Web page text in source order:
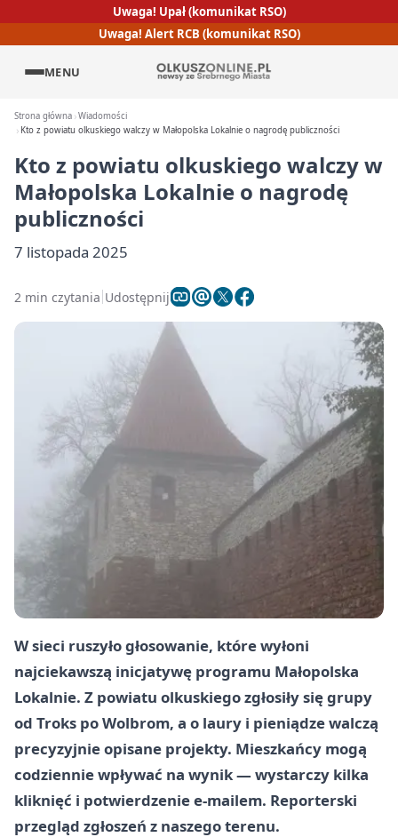
Uwaga! Upał (komunikat RSO)
Uwaga! Alert RCB (komunikat RSO)
MENU
Strona główna Wiadomości
Kto z powiatu olkuskiego walczy w Małopolska Lokalnie o nagrodę publiczności
Kto z powiatu olkuskiego walczy w
Małopolska Lokalnie o nagrodę
publiczności
7 listopada 2025
2 min czytania Udostępnij
W sieci ruszyło głosowanie, które wyłoni
najciekawszą inicjatywę programu Małopolska
Lokalnie. Z powiatu olkuskiego zgłosiły się grupy
od Troks po Wolbrom, a o laury i pieniądze walczą
precyzyjnie opisane projekty. Mieszkańcy mogą
codziennie wpływać na wynik — wystarczy kilka
kliknięć i potwierdzenie e‑mailem. Reporterski
przegląd zgłoszeń z naszego terenu.